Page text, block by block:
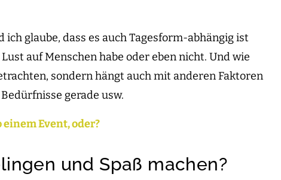
glaube, dass es auch Tagesform-abhängig ist
auf Menschen habe oder eben nicht. Und wie
sondern hängt auch mit anderen Faktoren
gerade usw.
Event, oder?
und Spaß machen?